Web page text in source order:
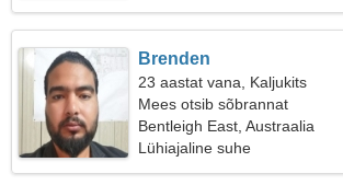
Brenden
23 aastat vana, Kaljukits
Mees otsib sõbrannat
Bentleigh East, Austraalia
Lühiajaline suhe